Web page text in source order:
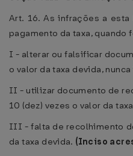
Art. 16. As infrações a
pagamento da taxa, quando
I - alterar ou falsificar
o valor da taxa devida,
II - utilizar documento de
10 (dez) vezes o valor da
III - falta de recolhimento
da taxa devida. (Inciso